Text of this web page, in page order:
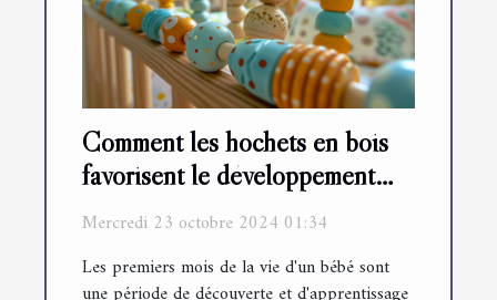
Comment les hochets en bois
favorisent le développement
sensoriel des bébés
Mercredi 23 octobre 2024 01:34
Les premiers mois de la vie d'un bébé sont